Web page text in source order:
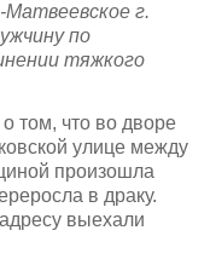
г.
по
тяжкого
том, что во дворе
улице между
произошла
в драку.
выехали